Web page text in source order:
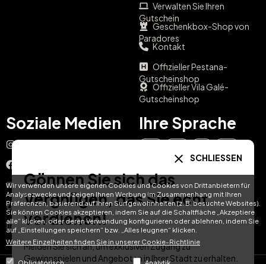
Wir verwenden unsere eigenen Cookies und Cookies von Drittanbietern für
Analysezwecke und zeigen Ihnen Werbung im Zusammenhang mit Ihren
Präferenzen, basierend auf Ihren Surfgewohnheiten (z. B. besuchte Websites).
Sie können Cookies akzeptieren, indem Sie auf die Schaltfläche „Akzeptiere
alle“ klicken, oder deren Verwendung konfigurieren oder ablehnen, indem Sie
auf „Einstellungen speichern“ bzw. „Alles leugnen“ klicken.
Weitere Einzelheiten finden Sie in unserer Cookie-Richtlinie
Obligatorisch Analytik
Verwalten Sie Ihren
Gutschein
Geschenkbox-Shop von
Paradores
Kontakt
Offizieller Pestana-
Gutscheinshop
Offizieller Vila Galé-
Gutscheinshop
Soziale Medien
YouTube
TikTok
LinkedIn
Ihre Sprache
DE FR
SCHLIESSEN
Gönnen Sie sich das
Vergnügen, das Sie echt
verdienen!
Melden Sie sich an, um exklusiven Zugang zu
Gewinnspielen und Angeboten in Ihrer Stadt zu erhalten.